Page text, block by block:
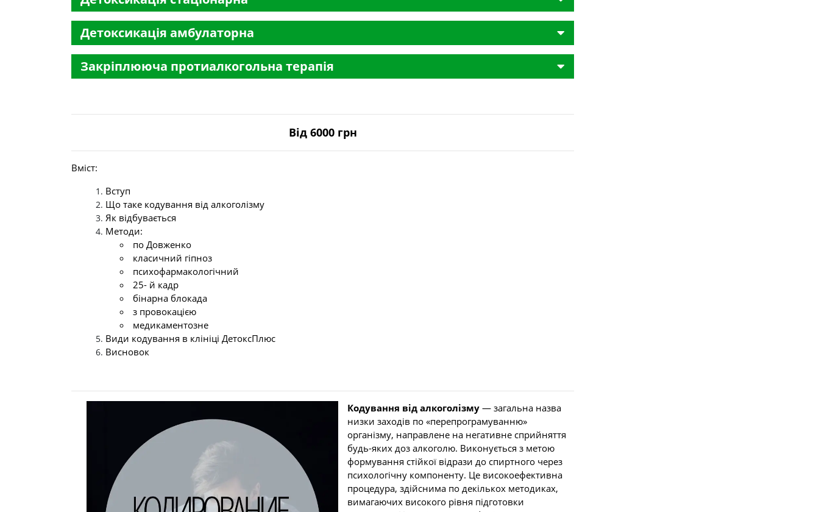
Детоксикація амбулаторна
Закріплююча протиалкогольна терапія
Від 6000 грн
Вміст:
Вступ
Що таке кодування від алкоголізму
Як відбувається
Методи:
по Довженко
класичний гіпноз
психофармакологічний
25- й кадр
бінарна блокада
з провокацією
медикаментозне
Види кодування в клініці ДетоксПлюс
Висновок
Кодування від алкоголізму— загальна назва
низки заходів по «перепрограмуванню»
організму, направлене на негативне сприйняття
будь-яких доз алкоголю. Виконується з метою
формування стійкої відрази до спиртного через
психологічну компоненту. Це високоефективна
процедура, здійснима по декількох методиках,
вимагаючих високого рівня підготовки